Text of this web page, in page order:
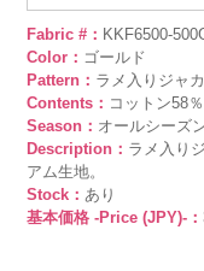
Fabric #： KKF6500-
Color： ゴールド
Pattern： ラメ入りジャ
Contents： コットン58
Season： オールシーズ
Description： ラメ入り
アム生地。
Stock：あり
基本価格 -Price (JPY)-：